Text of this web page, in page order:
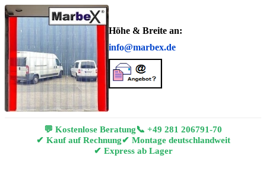
Höhe & Breite an:
info@marbex.de
💬 Kostenlose Beratung📞 +49 281 206791-70
✔ Kauf auf Rechnung✔ Montage deutschlandweit
✔ Express ab Lager